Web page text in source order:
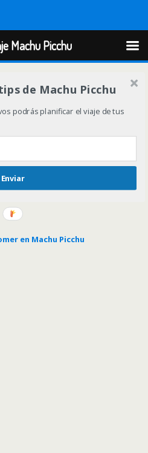
Machu Picchu
de Machu Picchu
podrás planificar el viaje de tus
Enviar
en Machu Picchu
Machu Picchu